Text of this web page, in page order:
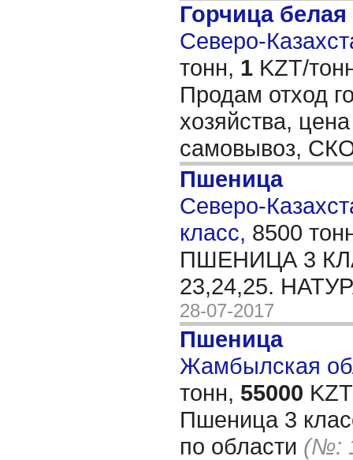
Горчица белая
Северо-
тонн, 1 KZT/
Продам отход
хозяйства,
самовывоз,
Пшеница
Северо-
класс, 8500
ПШЕНИЦА 3
23,24,25.
28-07-2017
Пшеница
Жамбылская
тонн, 55000
Пшеница 3
по области (№: